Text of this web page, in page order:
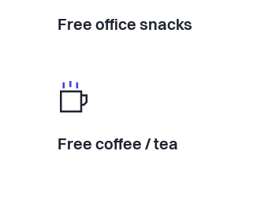
Free office snacks
Free coffee / tea